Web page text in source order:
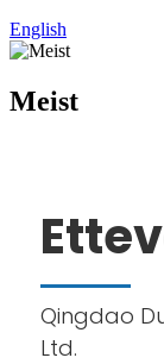
English
Meist
Qingdao
Ltd.